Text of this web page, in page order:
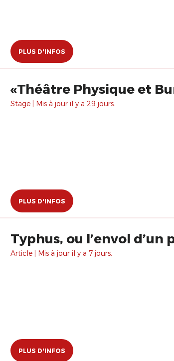
PLUS D'INFOS
«Théâtre Physique et
Stage | Mis à jour il y a 29 jours.
PLUS D'INFOS
Typhus, ou l’envol d’un
Article | Mis à jour il y a 7 jours.
PLUS D'INFOS